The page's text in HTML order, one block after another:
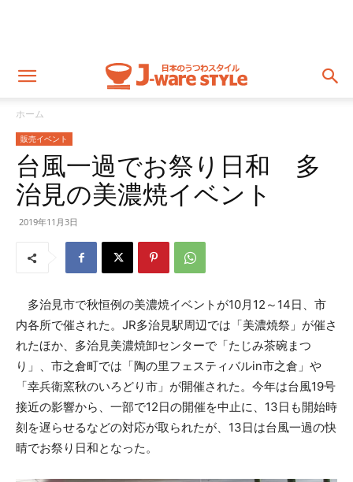
ホーム
販売イベント
台風一過でお祭り日和 多
治見の美濃焼イベント
2019年11月3日
多治見市で秋恒例の美濃焼イベントが10月12～14日、市
内各所で催された。JR多治見駅周辺では「美濃焼祭」が催さ
れたほか、多治見美濃焼卸センターで「たじみ茶碗まつ
り」、市之倉町では「陶の里フェスティバルin市之倉」や
「幸兵衛窯秋のいろどり市」が開催された。今年は台風19号
接近の影響から、一部で12日の開催を中止に、13日も開始時
刻を遅らせるなどの対応が取られたが、13日は台風一過の快
晴でお祭り日和となった。